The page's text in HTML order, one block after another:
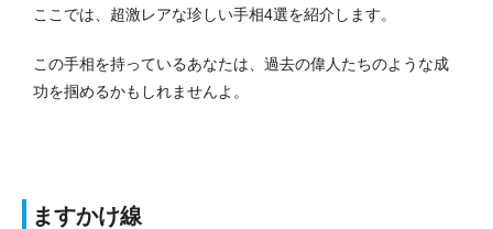
ここでは、超激レアな珍しい手相4選を紹介します。
この手相を持っているあなたは、過去の偉人たちのような成
功を掴めるかもしれませんよ。
ますかけ線